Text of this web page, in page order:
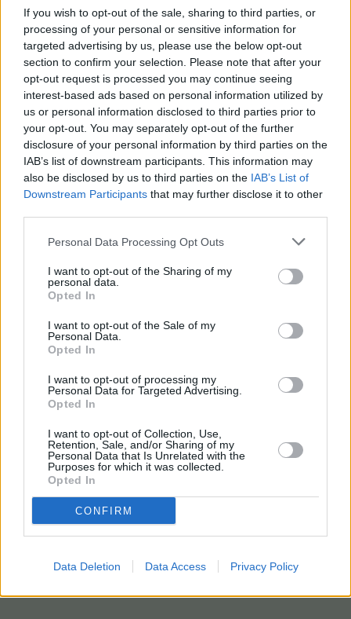
If you wish to opt-out of the sale, sharing to third parties, or
processing of your personal or sensitive information for
targeted advertising by us, please use the below opt-out
section to confirm your selection. Please note that after your
opt-out request is processed you may continue seeing
interest-based ads based on personal information utilized by
us or personal information disclosed to third parties prior to
your opt-out. You may separately opt-out of the further
disclosure of your personal information by third parties on the
IAB’s list of downstream participants. This information may
also be disclosed by us to third parties on the IAB’s List of
Downstream Participants that may further disclose it to other
Personal Data Processing Opt Outs
I want to opt-out of the Sharing of my
personal data.
Opted In
I want to opt-out of the Sale of my
Personal Data.
Opted In
I want to opt-out of processing my
Personal Data for Targeted Advertising.
Opted In
I want to opt-out of Collection, Use,
Retention, Sale, and/or Sharing of my
Personal Data that Is Unrelated with the
Purposes for which it was collected.
Opted In
CONFIRM
Data Deletion Data Access Privacy Policy
Ο ψηφιακός μετασχηματισμός ως
ελληνικό «εξαγώγιμο προϊόν»
Ενόψει και της σημερινής συνάντησής του με τον
Γερμανό υπουργό Ψηφιακού Μετασχηματισμού, Carsten
Woldenberg, ο Πιερρακάκης ανέδειξε το ψηφιακό άλμα
της Ελλάδαςως παράγοντα ανταγωνιστικότητας. «Ο
ψηφιακός μετασχηματισμός έχει αλλάξει την
παραγωγικότητα και την εικόνα της οικονομίας», είπε,
εξηγώντας ότι αποτελεί αντικείμενο έντονου
Κλείνοντας, ο Πιερρακάκης υπογράμμισε ότι Ελλάδα και
Γερμανία ευθυγραμμίζονται σε βασικά ζητήματα
εμβαθύνουμε τη διμερή σχέση και επενδύουμε σε μια
Ευρώπη που λειτουργεί γρηγορότερα — προς όφελος
των λαών μας», ανέφερε.
#Euronext #Γερμανία #Πιερρακάκης
ΔΙΑΒΑΣΤΕ ΕΠΙΣΗΣ